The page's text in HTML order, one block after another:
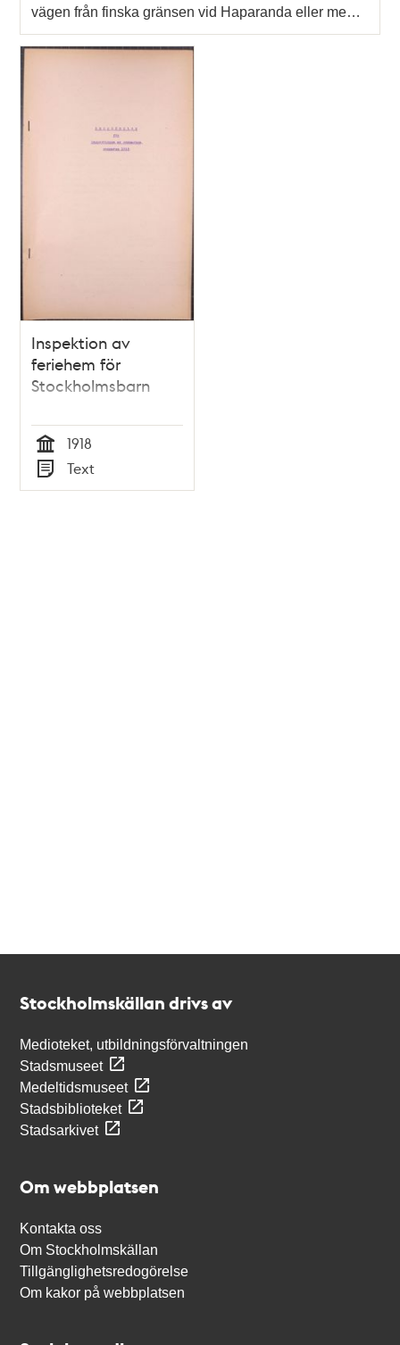
vägen från finska gränsen vid Haparanda eller me…
Inspektion av
feriehem för
Stockholmsbarn
Tid
1918
Typ
Text
Stockholmskällan drivs av
Medioteket, utbildningsförvaltningen
Stadsmuseet
Medeltidsmuseet
Stadsbiblioteket
Stadsarkivet
Om webbplatsen
Kontakta oss
Om Stockholmskällan
Tillgänglighetsredogörelse
Om kakor på webbplatsen